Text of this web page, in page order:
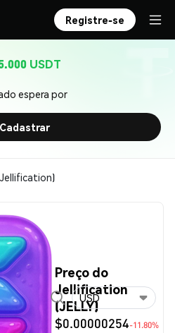
Registre-se
USDT
espera por
Cadastrar
Preço do
Jellification
(JELLY)
$0.00000254-11.80%
USD